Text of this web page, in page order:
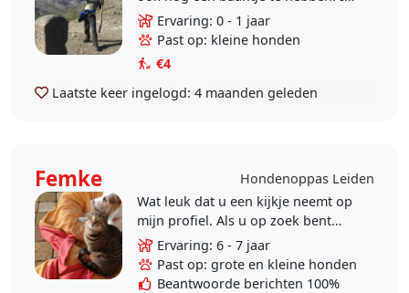
vind het leuk om honden uit te
laten en heb al wat ervaring. Ik ben
betrouwbaar..
Ervaring: 0 - 1 jaar
Past op: kleine honden
€4
Laatste keer ingelogd: 4 maanden geleden
Femke
Hondenoppas Leiden
Wat leuk dat u een kijkje neemt op
mijn profiel. Als u op zoek bent
naar een lieve betrouwbare honden
oppas. Bent u aan t juiste adres! IK
BEN..
Ervaring: 6 - 7 jaar
Past op: grote en kleine honden
Beantwoorde berichten 100%